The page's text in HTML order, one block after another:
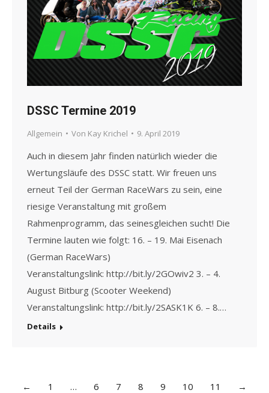
DSSC Termine 2019
Allgemein Von Kay Krichel 9. April 2019
Auch in diesem Jahr finden natürlich wieder die
Wertungsläufe des DSSC statt. Wir freuen uns
erneut Teil der German RaceWars zu sein, eine
riesige Veranstaltung mit großem
Rahmenprogramm, das seinesgleichen sucht! Die
Termine lauten wie folgt: 16. – 19. Mai Eisenach
(German RaceWars)
Veranstaltungslink: http://bit.ly/2GOwiv2 3. – 4.
August Bitburg (Scooter Weekend)
Veranstaltungslink: http://bit.ly/2SASK1K 6. – 8.…
Details
← 1 … 6 7 8 9 10 11 →